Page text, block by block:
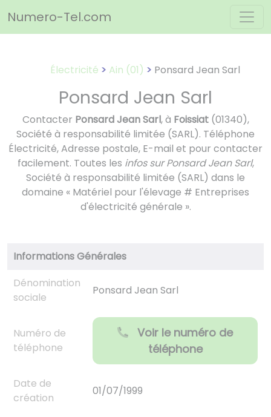
Numero-Tel.com
Électricité Ain (01) Ponsard Jean Sarl
Ponsard Jean Sarl
Contacter Ponsard Jean Sarl, à Foissiat(01340),
Société à responsabilité limitée (SARL). Téléphone
Électricité, Adresse postale, E-mail et pour contacter
facilement. Toutes les infos sur Ponsard Jean Sarl,
Société à responsabilité limitée (SARL) dans le
domaine « Matériel pour l'élevage # Entreprises
d'électricité générale ».
Informations Générales
Dénomination
sociale
Ponsard Jean Sarl
Numéro de
téléphone
Voir le numéro de
téléphone
Date de
création
01/07/1999